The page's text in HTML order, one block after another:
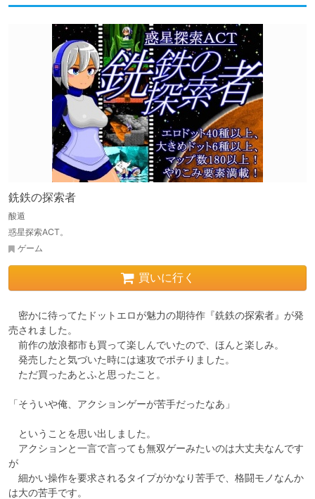
銑鉄の探索者
酸遁
惑星探索ACT。
ゲーム
買いに行く
密かに待ってたドットエロが魅力の期待作『銑鉄の探索者』が発
売されました。
前作の放浪都市も買って楽しんでいたので、ほんと楽しみ。
発売したと気づいた時には速攻でポチりました。
ただ買ったあとふと思ったこと。
「そういや俺、アクションゲーが苦手だったなあ」
ということを思い出しました。
アクションと一言で言っても無双ゲーみたいのは大丈夫なんです
が
細かい操作を要求されるタイプがかなり苦手で、格闘モノなんか